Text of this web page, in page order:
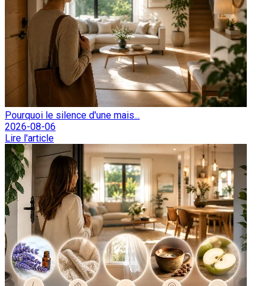
Pourquoi le silence d'une mais...
2026-08-06
Lire l'article